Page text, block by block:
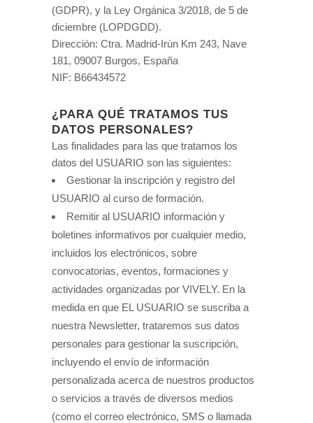
(GDPR), y la Ley Orgánica 3/2018, de 5 de
diciembre (LOPDGDD).
Dirección: Ctra. Madrid-Irún Km 243, Nave
181, 09007 Burgos, España
NIF: B66434572
¿PARA QUÉ TRATAMOS TUS
DATOS PERSONALES?
Las finalidades para las que tratamos los
datos del USUARIO son las siguientes:
Gestionar la inscripción y registro del
USUARIO al curso de formación.
Remitir al USUARIO información y
boletines informativos por cualquier medio,
incluidos los electrónicos, sobre
convocatorias, eventos, formaciones y
actividades organizadas por VIVELY. En la
medida en que EL USUARIO se suscriba a
nuestra Newsletter, trataremos sus datos
personales para gestionar la suscripción,
incluyendo el envío de información
personalizada acerca de nuestros productos
o servicios a través de diversos medios
(como el correo electrónico, SMS o llamada